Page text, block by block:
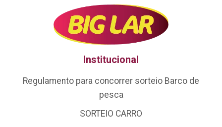
Institucional
Regulamento para concorrer sorteio Barco de
pesca
SORTEIO CARRO